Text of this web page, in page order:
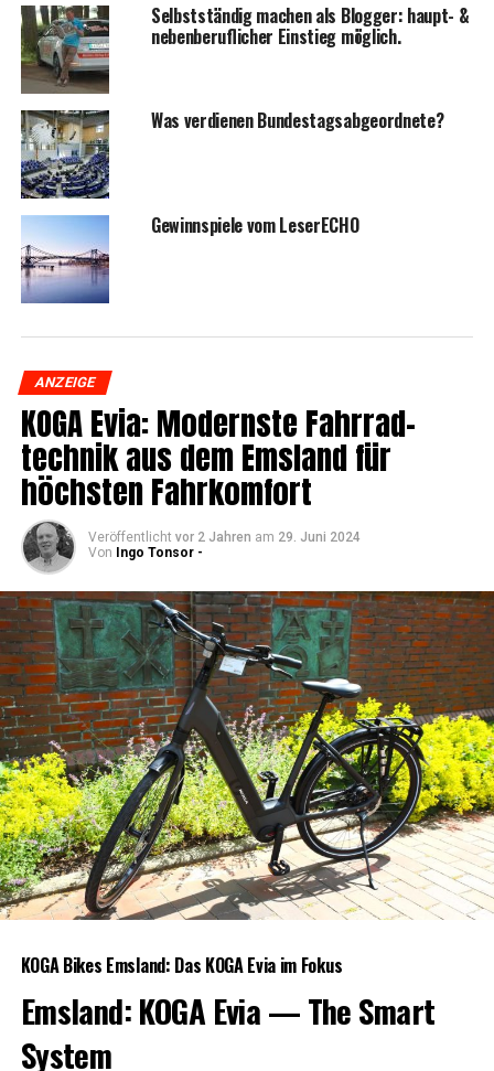
Selbst­stän­dig machen als Blog­ger: haupt- &
neben­be­ruf­li­cher Ein­stieg möglich.
Was ver­die­nen Bundestagsabgeordnete?
Gewinn­spie­le vom LeserECHO
ANZEIGE
KOGA Evia: Moderns­te Fahr­rad­
tech­nik aus dem Ems­land für
höchs­ten Fahrkomfort
Veröffentlicht vor 2 Jahren am 29. Juni 2024
Von Ingo Tonsor -
KOGA Bikes Ems­land: Das KOGA Evia im Fokus
Ems­land: KOGA Evia — The Smart
System